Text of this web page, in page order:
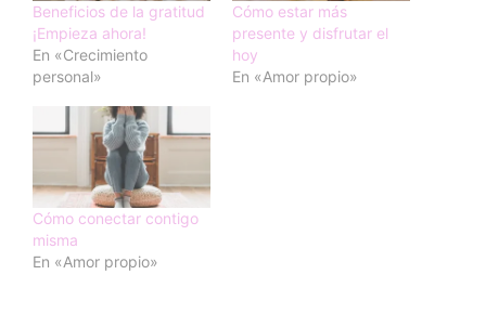
Beneficios de la gratitud
¡Empieza ahora!
En «Crecimiento
personal»
Cómo estar más
presente y disfrutar el
hoy
En «Amor propio»
Cómo conectar contigo
misma
En «Amor propio»